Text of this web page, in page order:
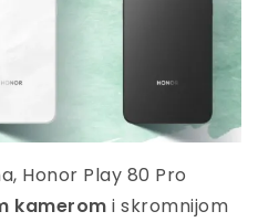
Honor Play 80 Pro
kamerom i skromnijom